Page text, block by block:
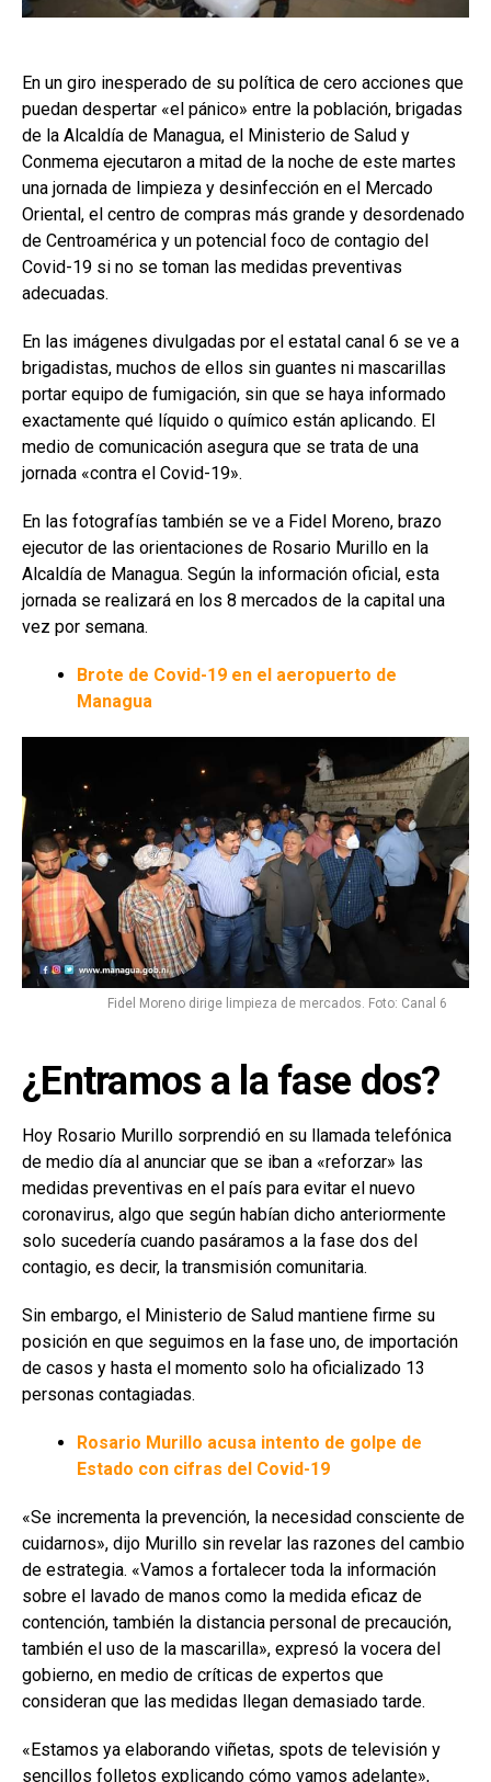
En un giro inesperado de su política de cero acciones que
puedan despertar «el pánico» entre la población, brigadas
de la Alcaldía de Managua, el Ministerio de Salud y
Conmema ejecutaron a mitad de la noche de este martes
una jornada de limpieza y desinfección en el Mercado
Oriental, el centro de compras más grande y desordenado
de Centroamérica y un potencial foco de contagio del
Covid-19 si no se toman las medidas preventivas
adecuadas.
En las imágenes divulgadas por el estatal canal 6 se ve a
brigadistas, muchos de ellos sin guantes ni mascarillas
portar equipo de fumigación, sin que se haya informado
exactamente qué líquido o químico están aplicando. El
medio de comunicación asegura que se trata de una
jornada «contra el Covid-19».
En las fotografías también se ve a Fidel Moreno, brazo
ejecutor de las orientaciones de Rosario Murillo en la
Alcaldía de Managua. Según la información oficial, esta
jornada se realizará en los 8 mercados de la capital una
vez por semana.
Brote de Covid-19 en el aeropuerto de
Managua
Fidel Moreno dirige limpieza de mercados. Foto: Canal 6
¿Entramos a la fase dos?
Hoy Rosario Murillo sorprendió en su llamada telefónica
de medio día al anunciar que se iban a «reforzar» las
medidas preventivas en el país para evitar el nuevo
coronavirus, algo que según habían dicho anteriormente
solo sucedería cuando pasáramos a la fase dos del
contagio, es decir, la transmisión comunitaria.
Sin embargo, el Ministerio de Salud mantiene firme su
posición en que seguimos en la fase uno, de importación
de casos y hasta el momento solo ha oficializado 13
personas contagiadas.
Rosario Murillo acusa intento de golpe de
Estado con cifras del Covid-19
«Se incrementa la prevención, la necesidad consciente de
cuidarnos», dijo Murillo sin revelar las razones del cambio
de estrategia. «Vamos a fortalecer toda la información
sobre el lavado de manos como la medida eficaz de
contención, también la distancia personal de precaución,
también el uso de la mascarilla», expresó la vocera del
gobierno, en medio de críticas de expertos que
consideran que las medidas llegan demasiado tarde.
«Estamos ya elaborando viñetas, spots de televisión y
sencillos folletos explicando cómo vamos adelante»,